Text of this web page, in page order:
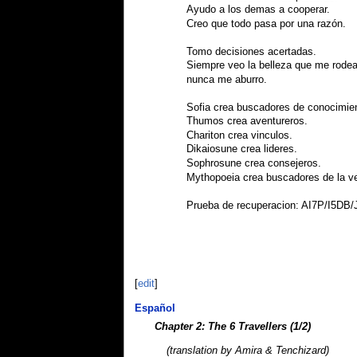
Ayudo a los demas a cooperar.
Creo que todo pasa por una razón.
Tomo decisiones acertadas.
Siempre veo la belleza que me
nunca me aburro.
Sofia crea buscadores de
Thumos crea aventureros.
Chariton crea vinculos.
Dikaiosune crea lideres.
Sophrosune crea consejeros.
Mythopoeia crea buscadores de la
Prueba de recuperacion: AI7P/
[edit]
Español
Chapter 2: The 6 Travellers (1/2)
(translation by Amira & Tenchizard)